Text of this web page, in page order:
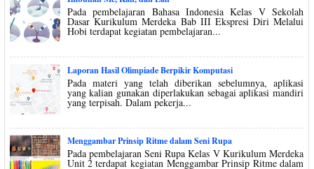
Pada pembelajaran Bahasa Indonesia Kelas V Sekolah
Dasar Kurikulum Merdeka Bab III Ekspresi Diri Melalui
Hobi terdapat kegiatan pembelajaran...
Laporan Hasil Olimpiade Berpikir Komputasi
Pada materi yang telah diberikan sebelumnya, aplikasi
yang kalian gunakan diperlakukan sebagai aplikasi mandiri
yang terpisah. Dalam pekerja...
Menggambar Prinsip Ritme dalam Seni Rupa
Pada pembelajaran Seni Rupa Kelas V Kurikulum Merdeka
Unit 2 terdapat kegiatan Menggambar Prinsip Ritme dalam